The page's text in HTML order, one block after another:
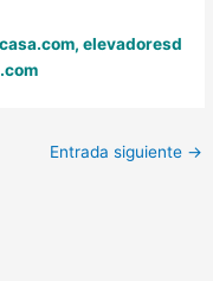
elevadoresd
Entrada siguiente →